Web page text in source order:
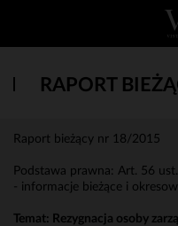
RAPORT
Raport bieżący nr 18/2015
Podstawa prawna: Art. 56
- informacje bieżące i
Temat: Rezygnacja osoby